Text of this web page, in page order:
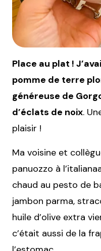
Place au plat !
pomme de terre
généreuse de
d’éclats de noix.
plaisir !
Ma voisine et
panuozzo à
chaud au pesto de
jambon parma,
huile d’olive extra
c’était aussi de la